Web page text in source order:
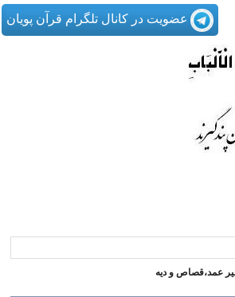
عضویت در کانال تلگرام قرآن پویان
عمد،قصاص و دیه